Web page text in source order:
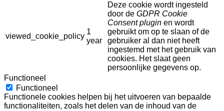
viewed_cookie_policy
1
year
Deze cookie wordt ingesteld
door de GDPR Cookie
Consent plugin en wordt
gebruikt om op te slaan of de
gebruiker al dan niet heeft
ingestemd met het gebruik van
cookies. Het slaat geen
persoonlijke gegevens op.
Functioneel
Functioneel
Functionele cookies helpen bij het uitvoeren van bepaalde
functionaliteiten, zoals het delen van de inhoud van de